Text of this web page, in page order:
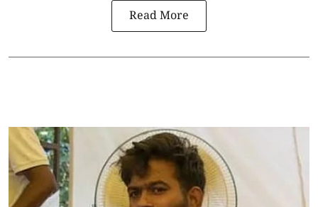
Read More